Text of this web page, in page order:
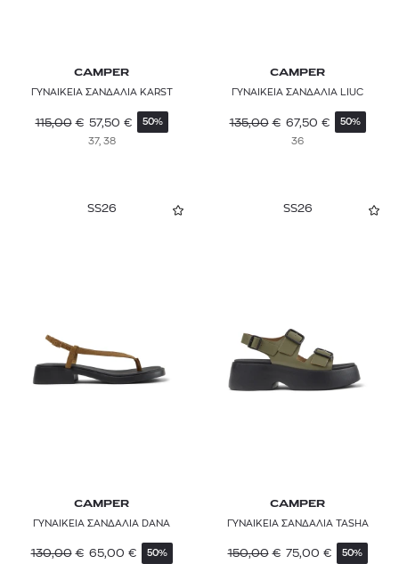
CAMPER
ΓΥΝΑΙΚΕΙΑ ΣΑΝΔΑΛΙΑ KARST
115,00 € 57,50 € 50%
37, 38
CAMPER
ΓΥΝΑΙΚΕΙΑ ΣΑΝΔΑΛΙΑ LIUC
135,00 € 67,50 € 50%
36
SS26
CAMPER
ΓΥΝΑΙΚΕΙΑ ΣΑΝΔΑΛΙΑ DANA
130,00 € 65,00 € 50%
SS26
CAMPER
ΓΥΝΑΙΚΕΙΑ ΣΑΝΔΑΛΙΑ TASHA
150,00 € 75,00 € 50%